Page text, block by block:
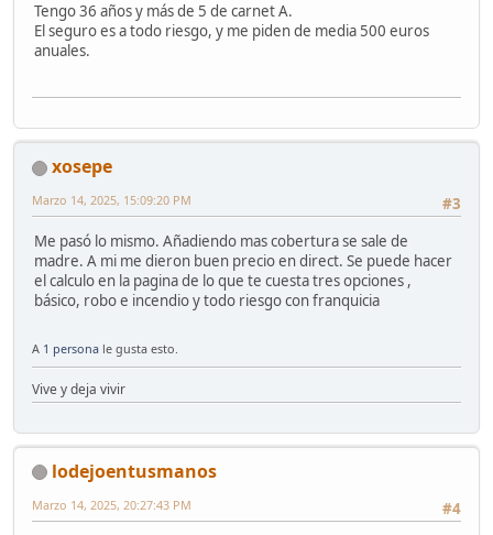
Tengo 36 años y más de 5 de carnet A.
El seguro es a todo riesgo, y me piden de media 500 euros
anuales.
xosepe
#3
Marzo 14, 2025, 15:09:20 PM
Me pasó lo mismo. Añadiendo mas cobertura se sale de
madre. A mi me dieron buen precio en direct. Se puede hacer
el calculo en la pagina de lo que te cuesta tres opciones ,
básico, robo e incendio y todo riesgo con franquicia
A 1 persona le gusta esto.
Vive y deja vivir
lodejoentusmanos
#4
Marzo 14, 2025, 20:27:43 PM